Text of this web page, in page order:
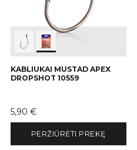
KABLIUKAI MUSTAD APEX
DROPSHOT 10559
Kaina
5,90 €
PERŽIŪRĖTI PREKĘ